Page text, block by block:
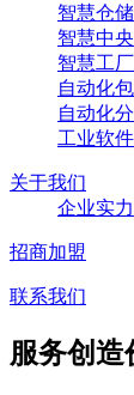
智慧仓
智慧中
智慧工
自动化
自动化
工业软
关于我们
企业实力
招商加盟
联系我们
服务创造